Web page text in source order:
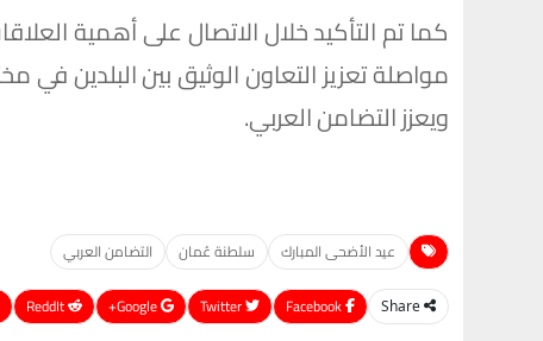
كما تم التأكيد خلال الاتصال على أهمية
مواصلة تعزيز التعاون الوثيق بين البلدين
ويعزز التضامن العربي.
عيد الأضحى المبارك سلطنة عُمان التضامن العربي
Share
Google+
ReddIt